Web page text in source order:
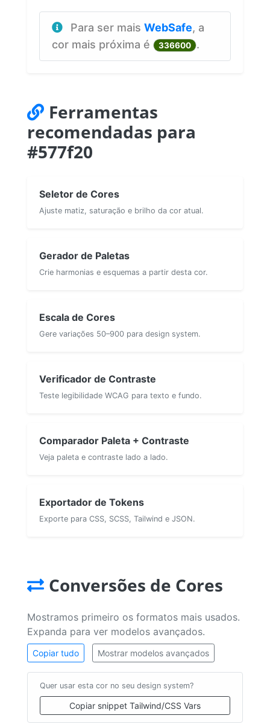
Para ser mais WebSafe, a
cor mais próxima é
336600 .
Ferramentas
recomendadas para
#577f20
Seletor de Cores
Ajuste matiz, saturação e brilho da cor atual.
Gerador de Paletas
Crie harmonias e esquemas a partir desta cor.
Escala de Cores
Gere variações 50–900 para design system.
Verificador de Contraste
Teste legibilidade WCAG para texto e fundo.
Comparador Paleta + Contraste
Veja paleta e contraste lado a lado.
Exportador de Tokens
Exporte para CSS, SCSS, Tailwind e JSON.
Conversões de Cores
Mostramos primeiro os formatos mais usados.
Expanda para ver modelos avançados.
Copiar tudo Mostrar modelos avançados
Quer usar esta cor no seu design system?
Copiar snippet Tailwind/CSS Vars